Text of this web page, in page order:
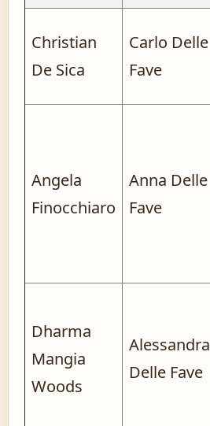
Christian
De Sica
Carlo Delle
Fave
Angela
Finocchiaro
Anna Delle
Fave
Dharma
Mangia
Woods
Alessandra
Delle Fave